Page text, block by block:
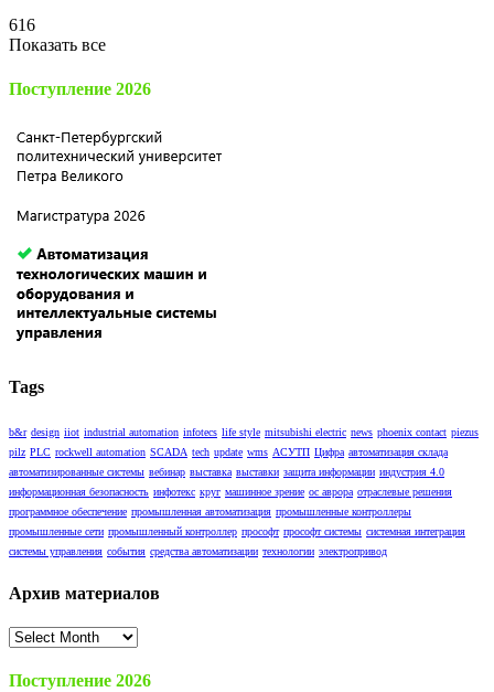
616
Показать все
Поступление 2026
Tags
b&r design iiot industrial automation infotecs life style mitsubishi electric news phoenix contact piezus
pilz PLC rockwell automation SCADA tech update wms АСУТП Цифра автоматизация склада
автоматизированные системы вебинар выставка выставки защита информации индустрия 4.0
информационная безопасность инфотекс круг машинное зрение ос аврора отраслевые решения
программное обеспечение промышленная автоматизация промышленные контроллеры
промышленные сети промышленный контроллер прософт прософт системы системная интеграция
системы управления события средства автоматизации технологии электропривод
Архив материалов
Архив
Поступление 2026